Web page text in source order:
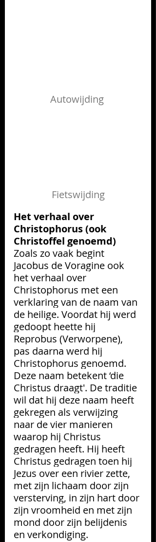
Autowijding
Fietswijding
Het verhaal over
Christophorus (ook
Christoffel genoemd)
Zoals zo vaak begint
Jacobus de Voragine ook
het verhaal over
Christophorus met een
verklaring van de naam van
de heilige. Voordat hij werd
gedoopt heette hij
Reprobus (Verworpene),
pas daarna werd hij
Christophorus genoemd.
Deze naam betekent ‘die
Christus draagt'. De traditie
wil dat hij deze naam heeft
gekregen als verwijzing
naar de vier manieren
waarop hij Christus
gedragen heeft. Hij heeft
Christus gedragen toen hij
Jezus over een rivier zette,
met zijn lichaam door zijn
versterving, in zijn hart door
zijn vroomheid en met zijn
mond door zijn belijdenis
en verkondiging.